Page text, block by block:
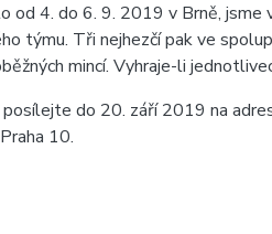
od 4. do 6. 9. 2019 v Brně, jsme
týmu. Tři nejhezčí pak ve
mincí. Vyhraje-li
do 20. září 2019 na
10.